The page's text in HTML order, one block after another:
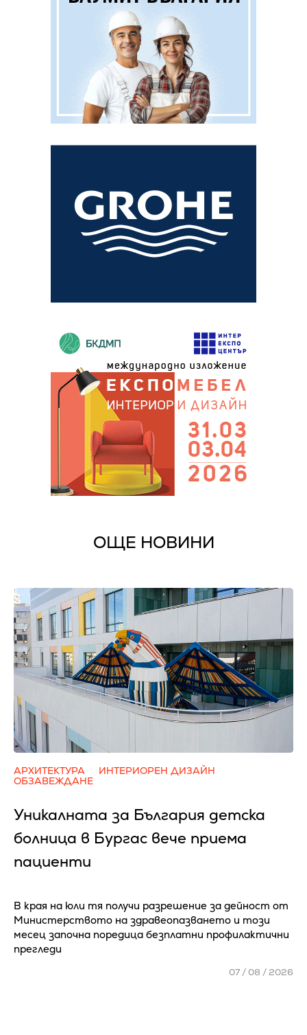
ОЩЕ НОВИНИ
АРХИТЕКТУРА
ИНТЕРИОРЕН ДИЗАЙН
ОБЗАВЕЖДАНЕ
Уникалната за България детска
болница в Бургас вече приема
пациенти
В края на юли тя получи разрешение за дейност от
Министерството на здравеопазването и този
месец започна поредица безплатни профилактични
прегледи
07 / 08 / 2026